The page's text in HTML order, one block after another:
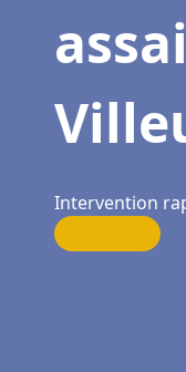
Intervention